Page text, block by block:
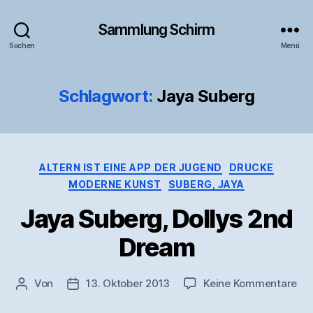
Suchen
Sammlung Schirm
Menü
Schlagwort: Jaya Suberg
Kategorien
ALTERN IST EINE APP DER JUGEND
DRUCKE
MODERNE KUNST
SUBERG, JAYA
Jaya Suberg, Dollys 2nd
Dream
Beitragsautor
Von Veröffentlichungsdatum
13. Oktober 2013 Keine Kommentarezu